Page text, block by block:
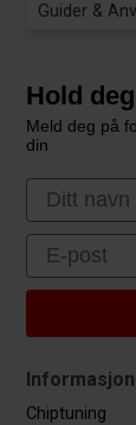
Guider &
Hold
Meld deg på
din
First Name
Email
Informasjon
Chiptuning